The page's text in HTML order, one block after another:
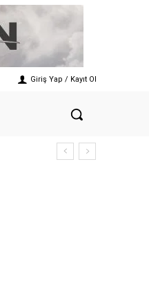
Giriş Yap / Kayıt Ol